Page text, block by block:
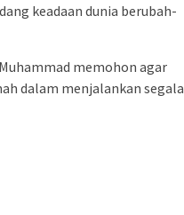
keadaan dunia berubah-
memohon agar
dalam menjalankan segala